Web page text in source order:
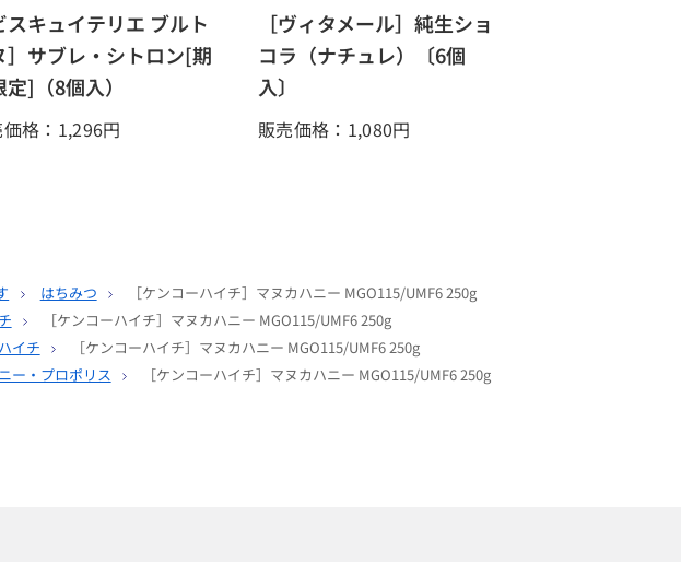
スキュイテリエ ブルト
］サブレ・シトロン[期
定]（8個入）
格：1,296円
［ヴィタメール］純生ショ
コラ（ナチュレ）〔6個
入〕
販売価格：1,080円
はちみつ
［ケンコーハイチ］マヌカハニー MGO115/UMF6 250g
［ケンコーハイチ］マヌカハニー MGO115/UMF6 250g
イチ
［ケンコーハイチ］マヌカハニー MGO115/UMF6 250g
ー・プロポリス ［ケンコーハイチ］マヌカハニー MGO115/UMF6 250g